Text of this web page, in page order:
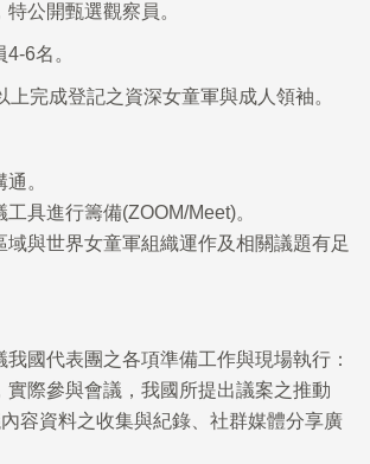
公開甄選觀察員。
6名。
上完成登記之資深女童軍與成人領袖。
。
具進行籌備(ZOOM/Meet)。
域與世界女童軍組織運作及相關議題有足
國代表團之各項準備工作與現場執行：
實際參與會議，我國所提出議案之推動
容資料之收集與紀錄、社群媒體分享廣